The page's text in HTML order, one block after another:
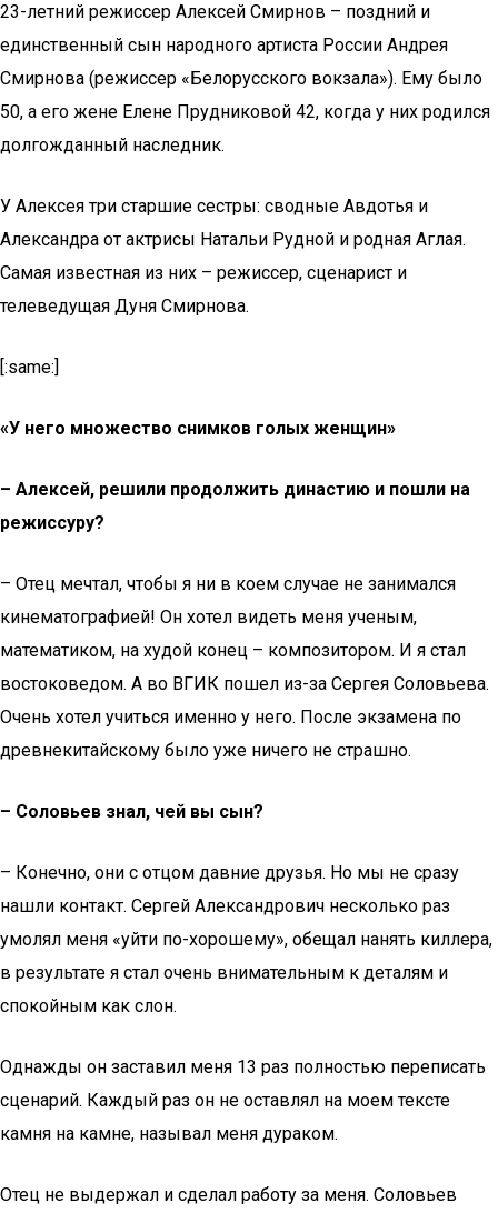
23-летний режиссер Алексей Смирнов – поздний и
единственный сын народного артиста России Андрея
Смирнова (режиссер «Белорусского вокзала»). Ему было
50, а его жене Елене Прудниковой 42, когда у них родился
долгожданный наследник.
У Алексея три старшие сестры: сводные Авдотья и
Александра от актрисы Натальи Рудной и родная Аглая.
Самая известная из них – режиссер, сценарист и
телеведущая Дуня Смирнова.
[:same:]
«У него множество снимков голых женщин»
– Алексей, решили продолжить династию и пошли на
режиссуру?
– Отец мечтал, чтобы я ни в коем случае не занимался
кинематографией! Он хотел видеть меня ученым,
математиком, на худой конец – композитором. И я стал
востоковедом. А во ВГИК пошел из-за Сергея Соловьева.
Очень хотел учиться именно у него. После экзамена по
древнекитайскому было уже ничего не страшно.
– Соловьев знал, чей вы сын?
– Конечно, они с отцом давние друзья. Но мы не сразу
нашли контакт. Сергей Александрович несколько раз
умолял меня «уйти по-хорошему», обещал нанять киллера,
в результате я стал очень внимательным к деталям и
спокойным как слон.
Однажды он заставил меня 13 раз полностью переписать
сценарий. Каждый раз он не оставлял на моем тексте
камня на камне, называл меня дураком.
Отец не выдержал и сделал работу за меня. Соловьев